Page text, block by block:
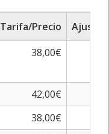
Tarifa/Precio
Ajuste
38,00€
42,00€
38,00€